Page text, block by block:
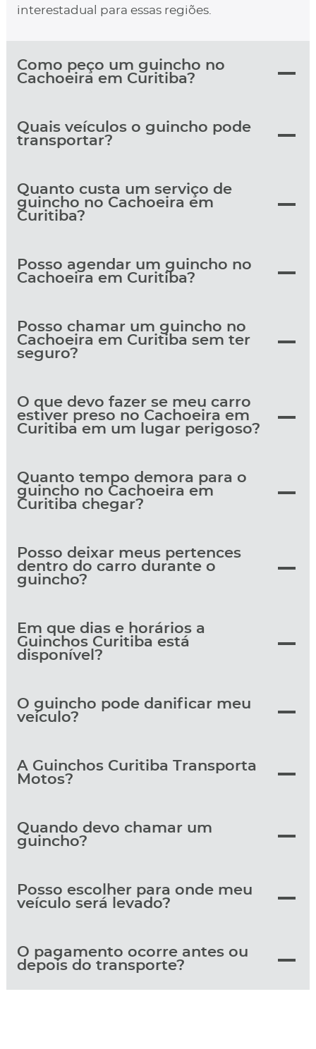
interestadual para essas regiões.
Como peço um guincho no
Cachoeira em Curitiba?
Quais veículos o guincho pode
transportar?
Quanto custa um serviço de
guincho no Cachoeira em
Curitiba?
Posso agendar um guincho no
Cachoeira em Curitiba?
Posso chamar um guincho no
Cachoeira em Curitiba sem ter
seguro?
O que devo fazer se meu carro
estiver preso no Cachoeira em
Curitiba em um lugar perigoso?
Quanto tempo demora para o
guincho no Cachoeira em
Curitiba chegar?
Posso deixar meus pertences
dentro do carro durante o
guincho?
Em que dias e horários a
Guinchos Curitiba está
disponível?
O guincho pode danificar meu
veículo?
A Guinchos Curitiba Transporta
Motos?
Quando devo chamar um
guincho?
Posso escolher para onde meu
veículo será levado?
O pagamento ocorre antes ou
depois do transporte?